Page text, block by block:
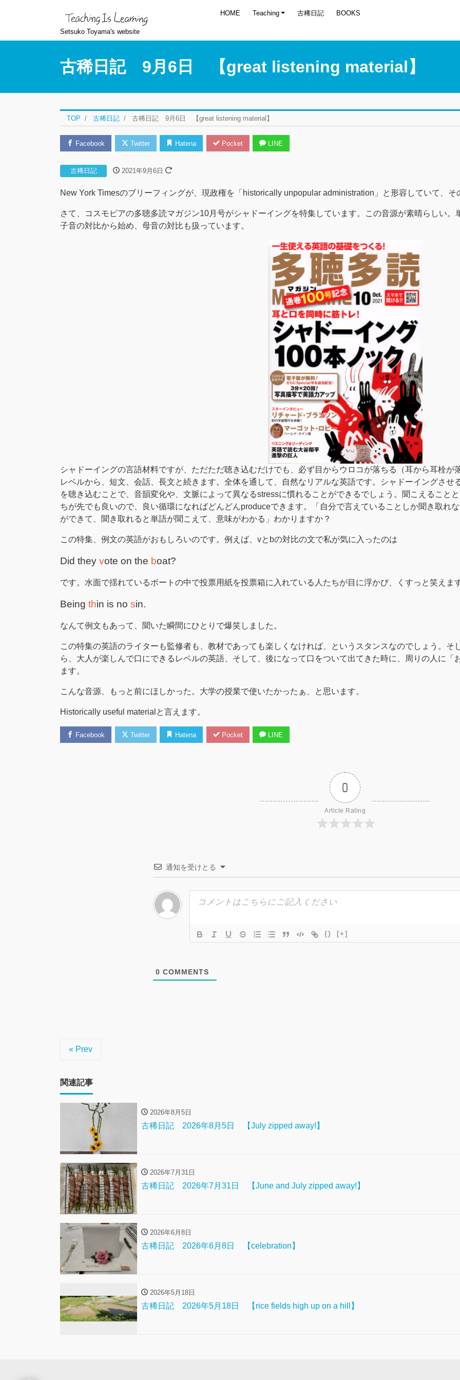
Setsuko Toyama's website
HOME Teaching 古稀日記 BOOKS
古稀日記 9月6日 【great listening material】
TOP 古稀日記 古稀日記 9月6日 【great listening material】
Facebook Twitter Hatena Pocket LINE
古稀日記 2021年9月6日
New York Timesのブリーフィングが、現政権を「historically unpopular administration」と形容していて、
さて、コスモピアの多聴多読マガジン10月号がシャドーイングを特集しています。この音源が素晴らしい
子音の対比から始め、母音の対比も扱っています。
シャドーイングの言語材料ですが、ただただ聴き込むだけでも、必ず目からウロコが落ちる（耳から耳栓
レベルから、短文、会話、長文と続きます。全体を通して、自然なリアルな英語です。シャドーイングさ
を聴き込むことで、音韻変化や、文脈によって異なるstressに慣れることができるでしょう。聞こえること
ちが先でも良いので、良い循環になればどんどんproduceできます。「自分で言えていることしか聞き取れ
ができて、聞き取れると単語が聞こえて、意味がわかる」わかりますか？
この特集、例文の英語がおもしろいのです。例えば、vとbの対比の文で私が気に入ったのは
Did they vote on the boat?
です。水面で揺れているボートの中で投票用紙を投票箱に入れている人たちが目に浮かび、くすっと笑えま
Being thin is no sin.
なんて例文もあって、聞いた瞬間にひとりで爆笑しました。
この特集の英語のライターも監修者も、教材であっても楽しくなければ、というスタンスなのでしょう。そ
ら、大人が楽しんで口にできるレベルの英語、そして、後になって口をついて出てきた時に、周りの人に
ます。
こんな音源、もっと前にほしかった。大学の授業で使いたかったぁ、と思います。
Historically useful materialと言えます。
Facebook Twitter Hatena Pocket LINE
0
Article Rating
通知を受けとる
{} [+]
0 COMMENTS
« Prev
関連記事
2026年8月5日
古稀日記 2026年8月5日 【July zipped away!】
2026年7月31日
古稀日記 2026年7月31日 【June and July zipped away!】
2026年6月8日
古稀日記 2026年6月8日 【celebration】
2026年5月18日
古稀日記 2026年5月18日 【rice fields high up on a hill】